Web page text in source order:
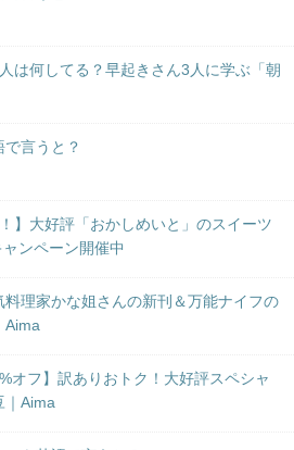
は何してる？早起きさん3人に学ぶ「朝
で言うと？
】大好評「おかしめいと」のスイーツ
ンペーン開催中
料理家かな姐さんの新刊＆万能ナイフの
Aima
オフ】訳ありおトク！大好評スペシャ
｜Aima